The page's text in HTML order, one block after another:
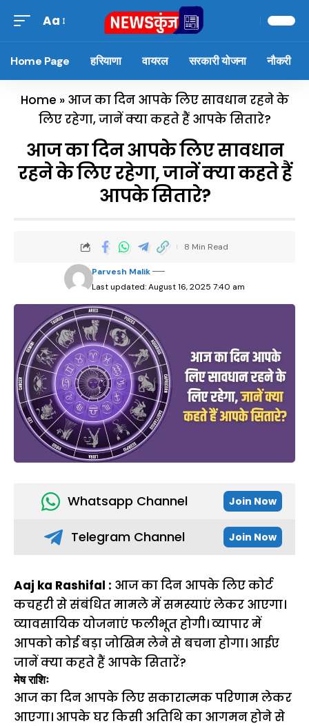
Aa
Home Page हरियाणा वायरल सरकारी योजना नौकरी
Home » आज का दिन आपके लिए सावधान रहने के
लिए रहेगा, जानें क्या कहते हैं आपके सितारे?
आज का दिन आपके लिए सावधान
रहने के लिए रहेगा, जानें क्या कहते हैं
आपके सितारे?
Last updated: August 16, 2025 7:40 am
Parvesh Malik
8 Min Read
Whatsapp Channel Join Now
Telegram Channel Join Now
Aaj ka Rashifal : आज का दिन आपके लिए कोर्ट
कचहरी से संबंधित मामले में समस्याएं लेकर आएगा।
व्यावसायिक योजनाएं फलीभूत होगी। व्यापार में
आपको कोई बड़ा जोखिम लेने से बचना होगा। आईए
जानें क्या कहते हैं आपके सितारें?
मेष राशिः
आज का दिन आपके लिए सकारात्मक परिणाम लेकर
आएगा। आपके घर किसी अतिथि का आगमन होने से